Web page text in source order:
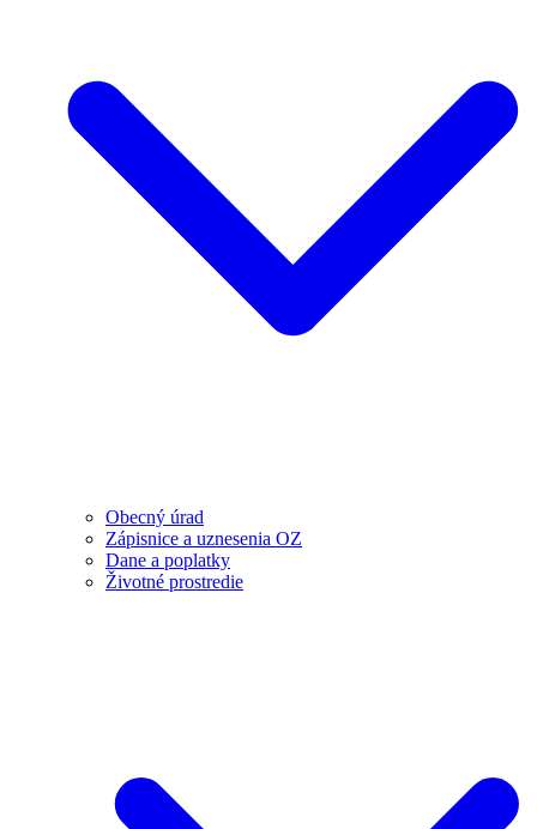
Obecný úrad
Zápisnice a uznesenia OZ
Dane a poplatky
Životné prostredie